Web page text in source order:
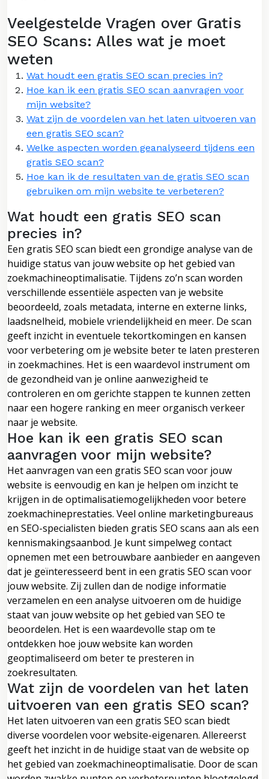
Veelgestelde Vragen over Gratis
SEO Scans: Alles wat je moet
weten
Wat houdt een gratis SEO scan precies in?
Hoe kan ik een gratis SEO scan aanvragen voor
mijn website?
Wat zijn de voordelen van het laten uitvoeren van
een gratis SEO scan?
Welke aspecten worden geanalyseerd tijdens een
gratis SEO scan?
Hoe kan ik de resultaten van de gratis SEO scan
gebruiken om mijn website te verbeteren?
Wat houdt een gratis SEO scan
precies in?
Een gratis SEO scan biedt een grondige analyse van de
huidige status van jouw website op het gebied van
zoekmachineoptimalisatie. Tijdens zo’n scan worden
verschillende essentiële aspecten van je website
beoordeeld, zoals metadata, interne en externe links,
laadsnelheid, mobiele vriendelijkheid en meer. De scan
geeft inzicht in eventuele tekortkomingen en kansen
voor verbetering om je website beter te laten presteren
in zoekmachines. Het is een waardevol instrument om
de gezondheid van je online aanwezigheid te
controleren en om gerichte stappen te kunnen zetten
naar een hogere ranking en meer organisch verkeer
naar je website.
Hoe kan ik een gratis SEO scan
aanvragen voor mijn website?
Het aanvragen van een gratis SEO scan voor jouw
website is eenvoudig en kan je helpen om inzicht te
krijgen in de optimalisatiemogelijkheden voor betere
zoekmachineprestaties. Veel online marketingbureaus
en SEO-specialisten bieden gratis SEO scans aan als een
kennismakingsaanbod. Je kunt simpelweg contact
opnemen met een betrouwbare aanbieder en aangeven
dat je geïnteresseerd bent in een gratis SEO scan voor
jouw website. Zij zullen dan de nodige informatie
verzamelen en een analyse uitvoeren om de huidige
staat van jouw website op het gebied van SEO te
beoordelen. Het is een waardevolle stap om te
ontdekken hoe jouw website kan worden
geoptimaliseerd om beter te presteren in
zoekresultaten.
Wat zijn de voordelen van het laten
uitvoeren van een gratis SEO scan?
Het laten uitvoeren van een gratis SEO scan biedt
diverse voordelen voor website-eigenaren. Allereerst
geeft het inzicht in de huidige staat van de website op
het gebied van zoekmachineoptimalisatie. Door de scan